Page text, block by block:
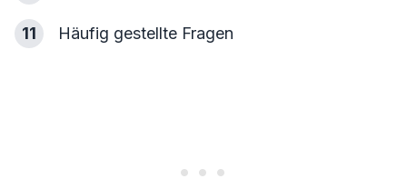
11 Häufig gestellte Fragen